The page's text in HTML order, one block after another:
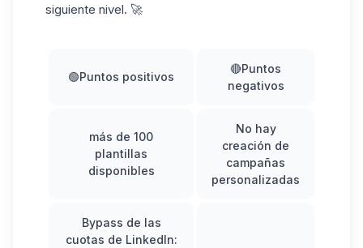
siguiente nivel. 🚀
🟢Puntos positivos
🔴Puntos
negativos
más de 100
plantillas
disponibles
No hay
creación de
campañas
personalizadas
Bypass de las
cuotas de LinkedIn: